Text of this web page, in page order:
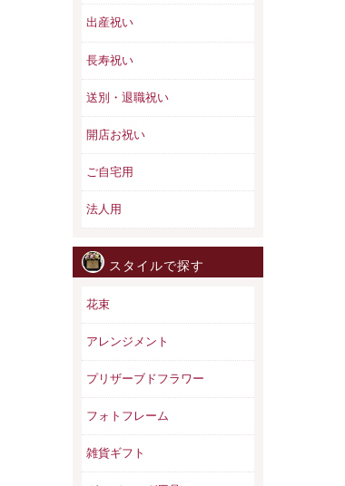
出産祝い
長寿祝い
送別・退職祝い
開店お祝い
ご自宅用
法人用
スタイルで探す
花束
アレンジメント
プリザーブドフラワー
フォトフレーム
雑貨ギフト